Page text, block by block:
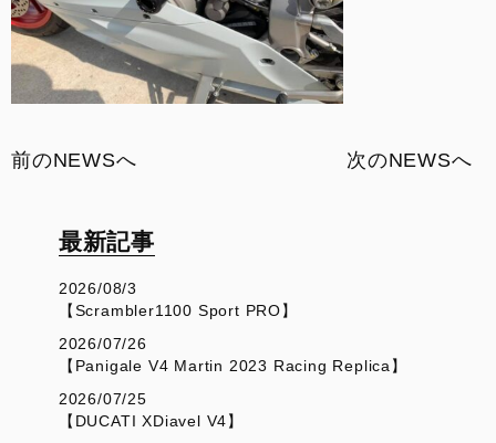
前のNEWSへ 次のNEWSへ
最新記事
2026/08/3
【Scrambler1100 Sport PRO】
2026/07/26
【Panigale V4 Martin 2023 Racing Replica】
2026/07/25
【DUCATI XDiavel V4】